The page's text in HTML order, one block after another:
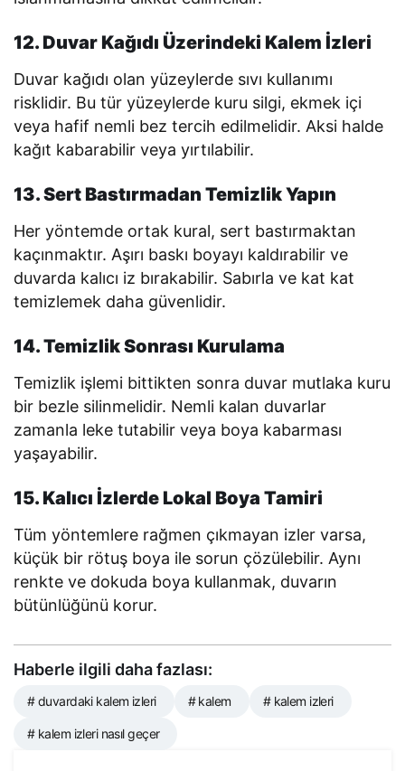
12. Duvar Kağıdı Üzerindeki Kalem İzleri
Duvar kağıdı olan yüzeylerde sıvı kullanımı
risklidir. Bu tür yüzeylerde kuru silgi, ekmek içi
veya hafif nemli bez tercih edilmelidir. Aksi halde
kağıt kabarabilir veya yırtılabilir.
13. Sert Bastırmadan Temizlik Yapın
Her yöntemde ortak kural, sert bastırmaktan
kaçınmaktır. Aşırı baskı boyayı kaldırabilir ve
duvarda kalıcı iz bırakabilir. Sabırla ve kat kat
temizlemek daha güvenlidir.
14. Temizlik Sonrası Kurulama
Temizlik işlemi bittikten sonra duvar mutlaka kuru
bir bezle silinmelidir. Nemli kalan duvarlar
zamanla leke tutabilir veya boya kabarması
yaşayabilir.
15. Kalıcı İzlerde Lokal Boya Tamiri
Tüm yöntemlere rağmen çıkmayan izler varsa,
küçük bir rötuş boya ile sorun çözülebilir. Aynı
renkte ve dokuda boya kullanmak, duvarın
bütünlüğünü korur.
Haberle ilgili daha fazlası:
# duvardaki kalem izleri # kalem # kalem izleri
# kalem izleri nasıl geçer